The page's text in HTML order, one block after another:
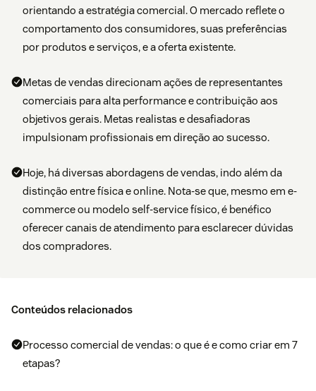
orientando a estratégia comercial. O mercado reflete o
comportamento dos consumidores, suas preferências
por produtos e serviços, e a oferta existente.
Metas de vendas direcionam ações de representantes
comerciais para alta performance e contribuição aos
objetivos gerais. Metas realistas e desafiadoras
impulsionam profissionais em direção ao sucesso.
Hoje, há diversas abordagens de vendas, indo além da
distinção entre física e online. Nota-se que, mesmo em e-
commerce ou modelo self-service físico, é benéfico
oferecer canais de atendimento para esclarecer dúvidas
dos compradores.
Conteúdos relacionados
Processo comercial de vendas: o que é e como criar em 7
etapas?